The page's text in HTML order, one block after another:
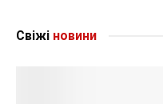
Свіжі новини